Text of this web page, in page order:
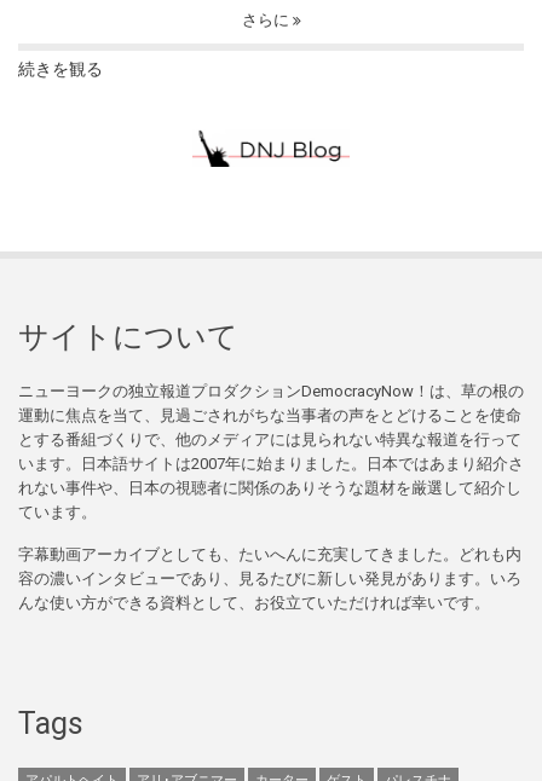
さらに
続きを観る
サイトについて
ニューヨークの独立報道プロダクションDemocracyNow！は、草の根の
運動に焦点を当て、見過ごされがちな当事者の声をとどけることを使命
とする番組づくりで、他のメディアには見られない特異な報道を行って
います。日本語サイトは2007年に始まりました。日本ではあまり紹介さ
れない事件や、日本の視聴者に関係のありそうな題材を厳選して紹介し
ています。
字幕動画アーカイブとしても、たいへんに充実してきました。どれも内
容の濃いインタビューであり、見るたびに新しい発見があります。いろ
んな使い方ができる資料として、お役立ていただければ幸いです。
Tags